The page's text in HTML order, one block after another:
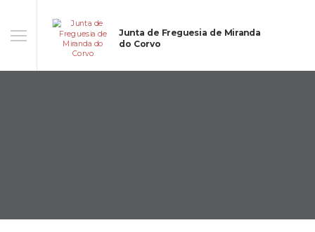
Junta de Freguesia de Miranda
do Corvo